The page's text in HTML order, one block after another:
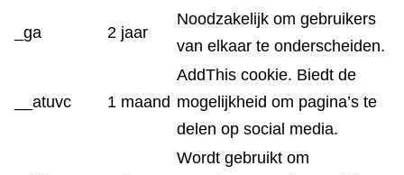
_ga 2 jaar
Noodzakelijk om gebruikers
van elkaar te onderscheiden.
__atuvc 1 maand
AddThis cookie. Biedt de
mogelijkheid om pagina’s te
delen op social media.
Wordt gebruikt om